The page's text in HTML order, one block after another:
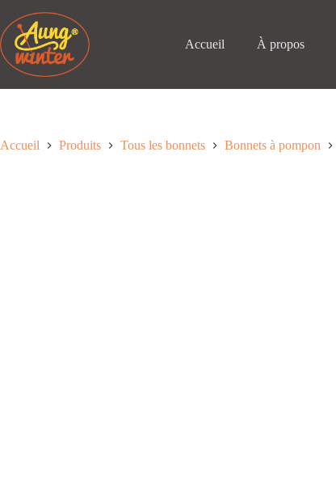
au
contenu
Accueil À propos
Accueil Produits Tous les bonnets Bonnets à pompon